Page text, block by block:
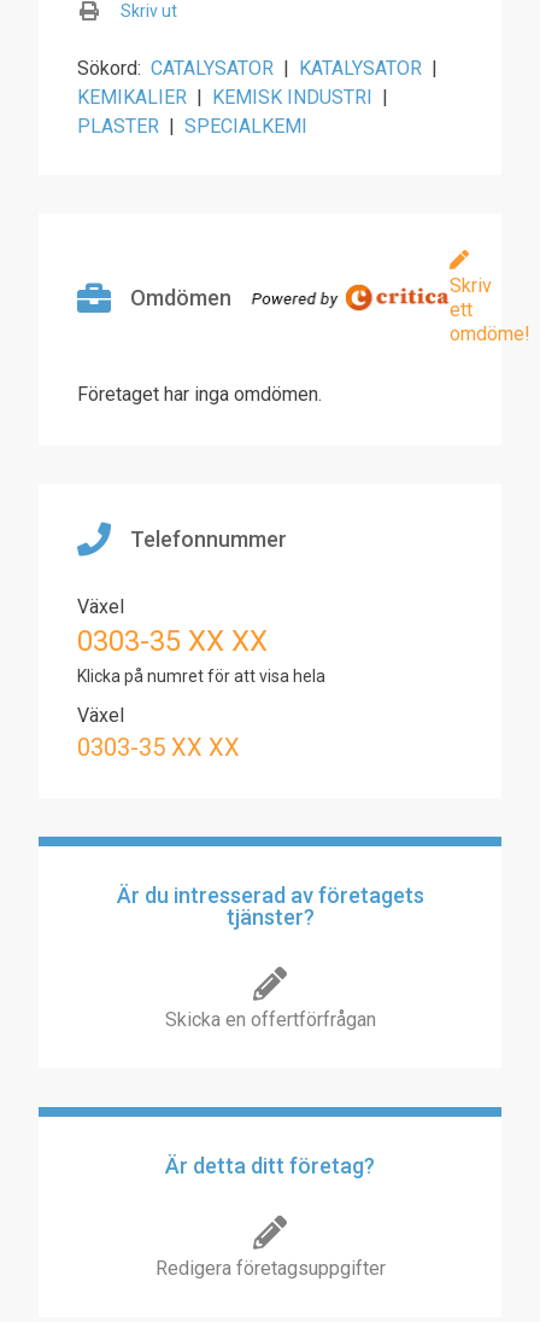
Skriv ut
Sökord: CATALYSATOR | KATALYSATOR |
KEMIKALIER | KEMISK INDUSTRI |
PLASTER | SPECIALKEMI
Omdömen
Skriv
ett
omdöme!
Företaget har inga omdömen.
Telefonnummer
Växel
0303-35 XX XX
Klicka på numret för att visa hela
Växel
0303-35 XX XX
Är du intresserad av företagets
tjänster?
Skicka en offertförfrågan
Är detta ditt företag?
Redigera företagsuppgifter